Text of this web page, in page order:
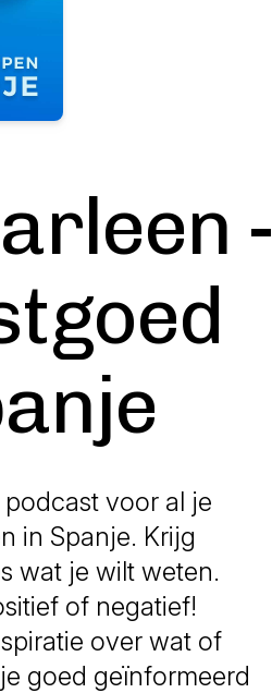
-
voor al je
in Spanje. Krijg
wat je wilt weten.
of negatief!
over wat of
goed geïnformeerd